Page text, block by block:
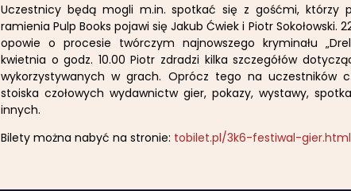
Uczestnicy będą mogli m.in. spotkać się z gośćmi, którzy
ramienia Pulp Books pojawi się Jakub Ćwiek i Piotr Sokołowski.
opowie o procesie twórczym najnowszego kryminału
kwietnia o godz. 10.00 Piotr zdradzi kilka szczegółów
wykorzystywanych w grach. Oprócz tego na uczestników
stoiska czołowych wydawnictw gier, pokazy, wystawy,
innych.
Bilety można nabyć na stronie: tobilet.pl/3k6-festiwal-gier.html